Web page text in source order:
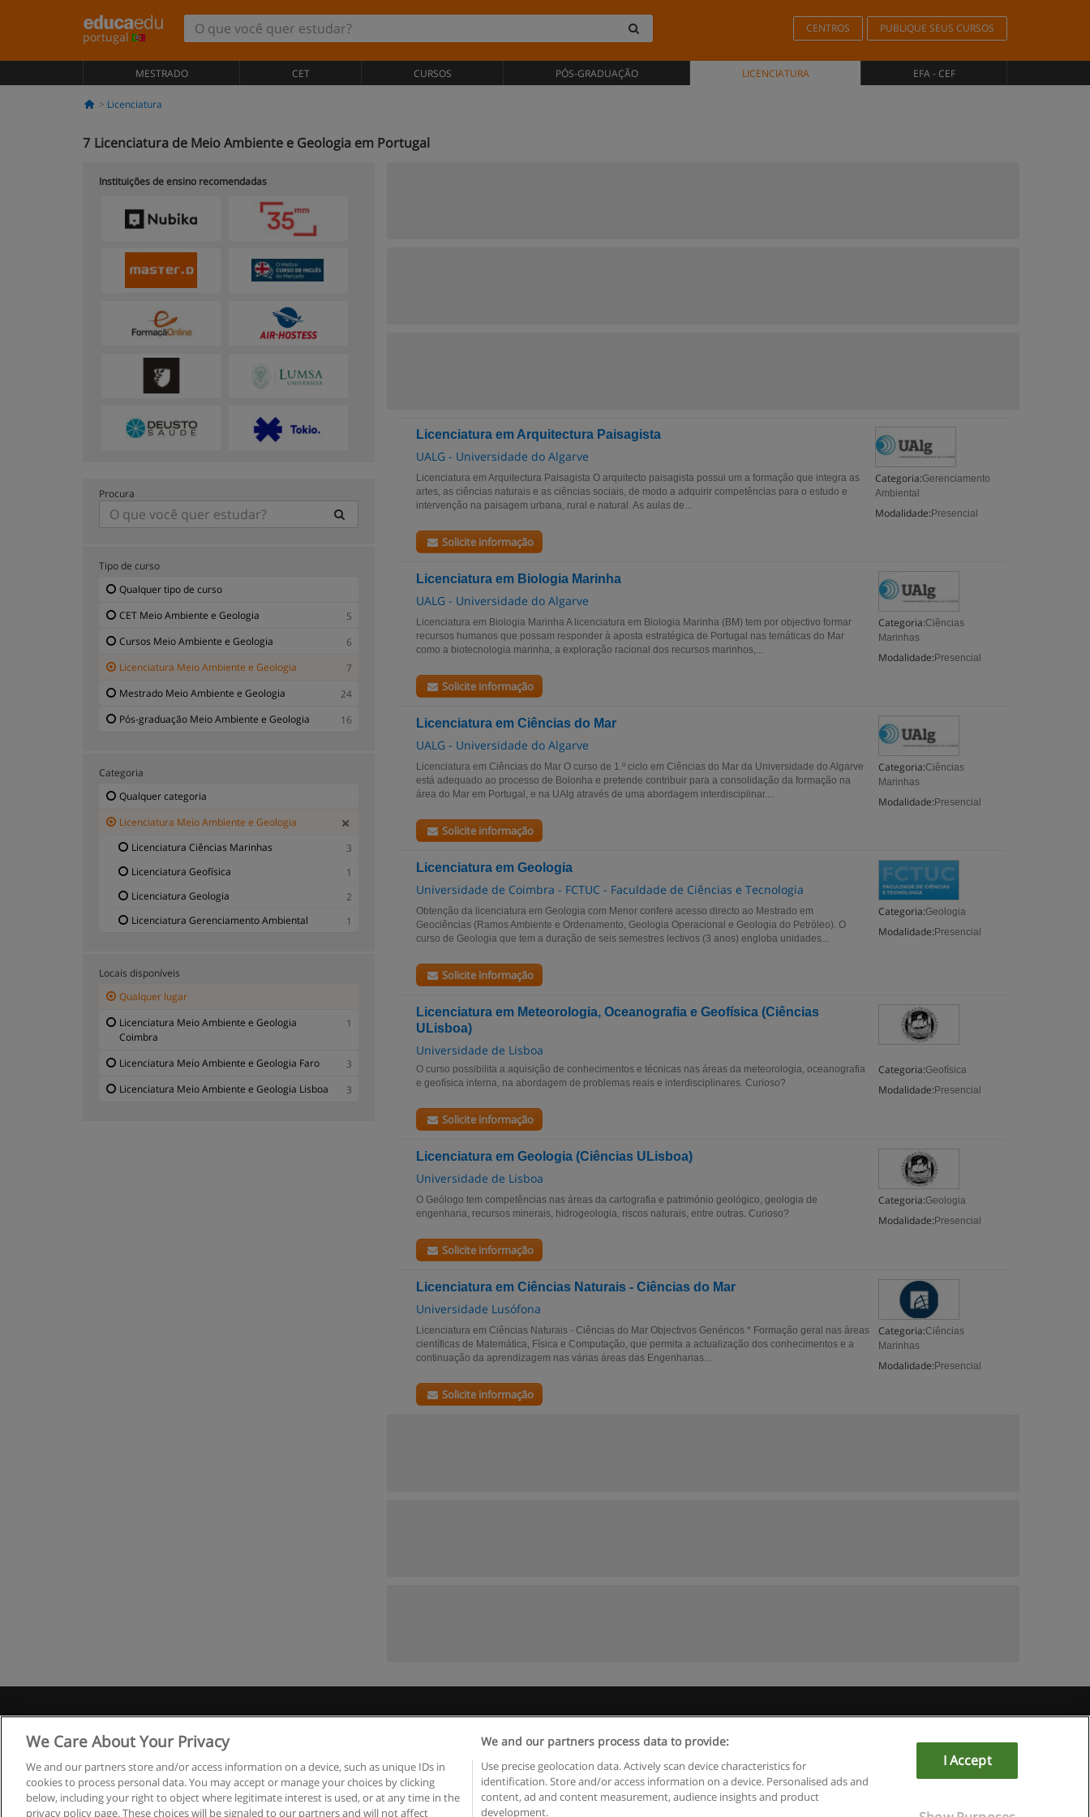
portugal
CENTROS PUBLIQUE SEUS CURSOS
MESTRADO CET CURSOS PÓS-GRADUAÇÃO LICENCIATURA EFA - CEF
Licenciatura
7 Licenciatura de Meio Ambiente e Geologia em Portugal
Licenciatura em Arquitectura Paisagista
UALG - Universidade do Algarve
Categoria:Gerenciamento
Ambiental
Modalidade: Presencial
Licenciatura em Arquitectura Paisagista O arquitecto paisagista possui um a formação que integra as
artes, as ciências naturais e as ciências sociais, de modo a adquirir competências para o estudo e
intervenção na paisagem urbana, rural e natural. As aulas de...
Solicite informação
Licenciatura em Biologia Marinha
UALG - Universidade do Algarve
Categoria:Ciências
Marinhas
Modalidade: Presencial
Licenciatura em Biologia Marinha A licenciatura em Biologia Marinha (BM) tem por objectivo formar
recursos humanos que possam responder à aposta estratégica de Portugal nas temáticas do Mar
como a biotecnologia marinha, a exploração racional dos recursos marinhos,...
Solicite informação
Licenciatura em Ciências do Mar
UALG - Universidade do Algarve
Categoria:Ciências
Marinhas
Modalidade: Presencial
Licenciatura em Ciências do Mar O curso de 1.º ciclo em Ciências do Mar da Universidade do Algarve
está adequado ao processo de Bolonha e pretende contribuir para a consolidação da formação na
área do Mar em Portugal, e na UAlg através de uma abordagem interdisciplinar....
Solicite informação
Licenciatura em Geologia
Universidade de Coimbra - FCTUC - Faculdade de Ciências e Tecnologia
Categoria:Geologia
Modalidade: Presencial
Obtenção da licenciatura em Geologia com Menor confere acesso directo ao Mestrado em
Geociências (Ramos Ambiente e Ordenamento, Geologia Operacional e Geologia do Petróleo). O
curso de Geologia que tem a duração de seis semestres lectivos (3 anos) engloba unidades...
Solicite informação
Licenciatura em Meteorologia, Oceanografia e Geofísica (Ciências
ULisboa)
Universidade de Lisboa
Categoria:Geofísica
Modalidade: Presencial
O curso possibilita a aquisição de conhecimentos e técnicas nas áreas da meteorologia, oceanografia
e geofísica interna, na abordagem de problemas reais e interdisciplinares. Curioso?
Solicite informação
Licenciatura em Geologia (Ciências ULisboa)
Universidade de Lisboa
Categoria:Geologia
Modalidade: Presencial
O Geólogo tem competências nas áreas da cartografia e património geológico, geologia de
engenharia, recursos minerais, hidrogeologia, riscos naturais, entre outras. Curioso?
Solicite informação
Licenciatura em Ciências Naturais - Ciências do Mar
Universidade Lusófona
Categoria:Ciências
Marinhas
Modalidade: Presencial
Licenciatura em Ciências Naturais - Ciências do Mar Objectivos Genéricos * Formação geral nas áreas
científicas de Matemática, Física e Computação, que permita a actualização dos conhecimentos e a
continuação da aprendizagem nas várias áreas das Engenharias...
Solicite informação
Instituições de ensino recomendadas
Procura
Tipo de curso
Qualquer tipo de curso
CET Meio Ambiente e Geologia
5
Cursos Meio Ambiente e Geologia
6
Licenciatura Meio Ambiente e Geologia
7
Mestrado Meio Ambiente e Geologia
24
Pós-graduação Meio Ambiente e Geologia
16
Categoria
Qualquer categoria
Licenciatura Meio Ambiente e Geologia
Licenciatura Ciências Marinhas
3
Licenciatura Geofísica
1
Licenciatura Geologia
2
Licenciatura Gerenciamento Ambiental
1
Locais disponíveis
Qualquer lugar
Licenciatura Meio Ambiente e Geologia
Coimbra
1
Licenciatura Meio Ambiente e Geologia Faro
3
Licenciatura Meio Ambiente e Geologia Lisboa
3
Copyright © Educaedu Business S.L. - CIF : B-95610580: - www.educaedu.com.pt
We Care About Your Privacy
We and our partners store and/or access information on a device, such as unique IDs in
cookies to process personal data. You may accept or manage your choices by clicking
below, including your right to object where legitimate interest is used, or at any time in the
privacy policy page. These choices will be signaled to our partners and will not affect
We and our partners process data to provide:
Use precise geolocation data. Actively scan device characteristics for
identification. Store and/or access information on a device. Personalised ads and
content, ad and content measurement, audience insights and product
development.
I Accept